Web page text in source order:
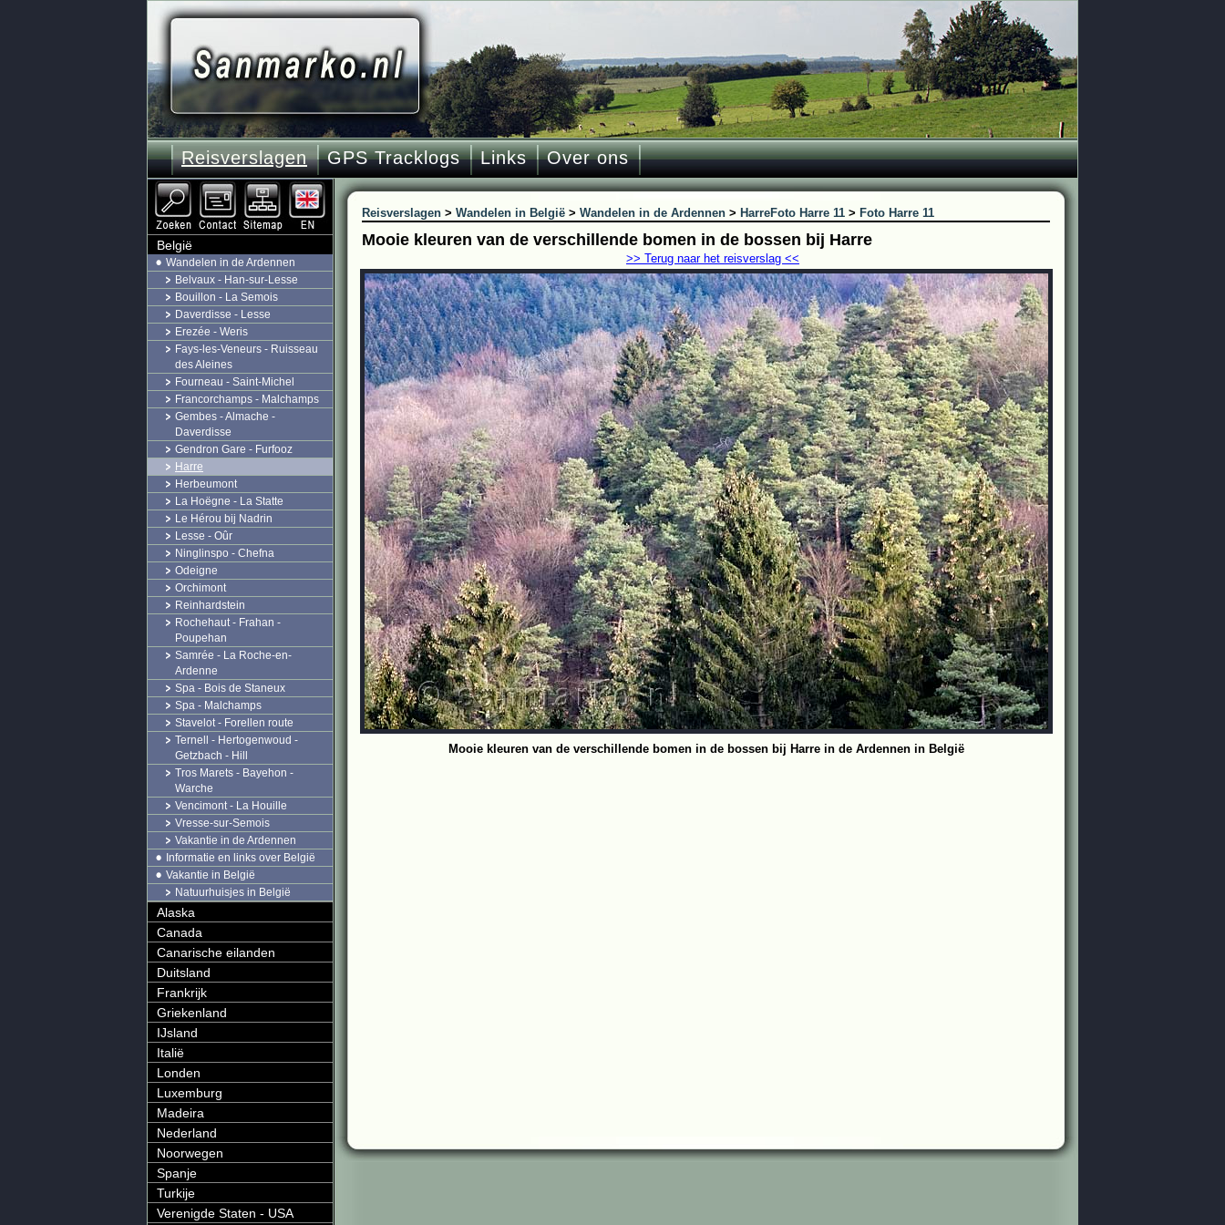
Reisverslagen GPS Tracklogs Links Over ons
Reisverslagen > Wandelen in België > Wandelen in de Ardennen > HarreFoto Harre 11 > Foto Harre 11
Mooie kleuren van de verschillende bomen in de bossen bij Harre
>> Terug naar het reisverslag <<
Mooie kleuren van de verschillende bomen in de bossen bij Harre in de Ardennen in België
België
Wandelen in de Ardennen
Belvaux - Han-sur-Lesse
Bouillon - La Semois
Daverdisse - Lesse
Erezée - Weris
Fays-les-Veneurs - Ruisseau
des Aleines
Fourneau - Saint-Michel
Francorchamps - Malchamps
Gembes - Almache -
Daverdisse
Gendron Gare - Furfooz
Harre
Herbeumont
La Hoëgne - La Statte
Le Hérou bij Nadrin
Lesse - Oûr
Ninglinspo - Chefna
Odeigne
Orchimont
Reinhardstein
Rochehaut - Frahan -
Poupehan
Samrée - La Roche-en-
Ardenne
Spa - Bois de Staneux
Spa - Malchamps
Stavelot - Forellen route
Ternell - Hertogenwoud -
Getzbach - Hill
Tros Marets - Bayehon -
Warche
Vencimont - La Houille
Vresse-sur-Semois
Vakantie in de Ardennen
Informatie en links over België
Vakantie in België
Natuurhuisjes in België
Alaska
Canada
Canarische eilanden
Duitsland
Frankrijk
Griekenland
IJsland
Italië
Londen
Luxemburg
Madeira
Nederland
Noorwegen
Spanje
Turkije
Verenigde Staten - USA